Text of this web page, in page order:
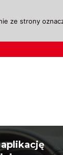
ze strony